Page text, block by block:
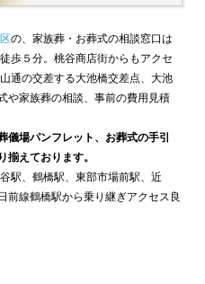
の、家族葬・お葬式の相談窓口は
歩５分。桃谷商店街からもアクセ
通の交差する大池橋交差点、大池
や家族葬の相談、事前の費用見積
儀場パンフレット、お葬式の手引
揃えております。
駅、鶴橋駅、東部市場前駅、近
前線鶴橋駅から乗り継ぎアクセス良